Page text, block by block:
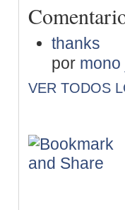
thanks
por mono
VER TODOS